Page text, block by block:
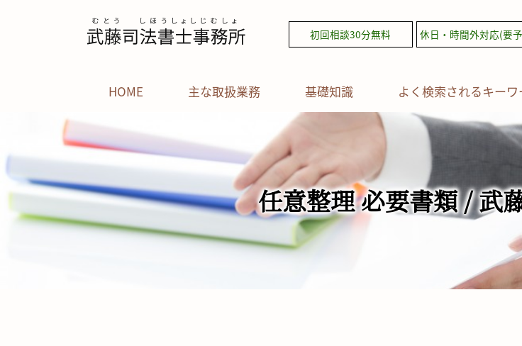
任意整理 必要書類 / 武
初回相談30分無料 休日・時間外対応(要
HOME 主な取扱業務 基礎知識 よく検索されるキーワ